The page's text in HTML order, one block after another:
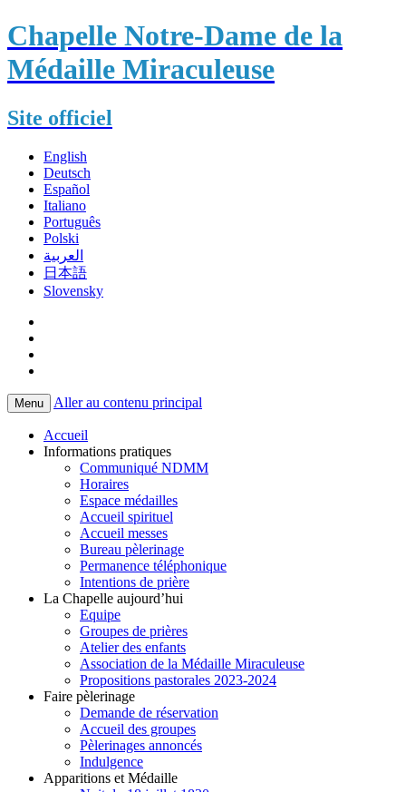
Chapelle Notre-Dame de la
Médaille Miraculeuse
Site officiel
English
Deutsch
Español
Italiano
Português
Polski
العربية
日本語
Slovensky
Menu Aller au contenu principal
Accueil
Informations pratiques
Communiqué NDMM
Horaires
Espace médailles
Accueil spirituel
Accueil messes
Bureau pèlerinage
Permanence téléphonique
Intentions de prière
La Chapelle aujourd’hui
Equipe
Groupes de prières
Atelier des enfants
Association de la Médaille Miraculeuse
Propositions pastorales 2023-2024
Faire pèlerinage
Demande de réservation
Accueil des groupes
Pèlerinages annoncés
Indulgence
Apparitions et Médaille